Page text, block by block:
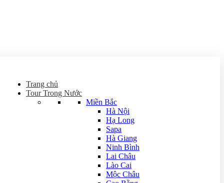
Trang chủ
Tour Trong Nước
Miền Bắc
Hà Nội
Hạ Long
Sapa
Hà Giang
Ninh Bình
Lai Châu
Lào Cai
Mộc Châu